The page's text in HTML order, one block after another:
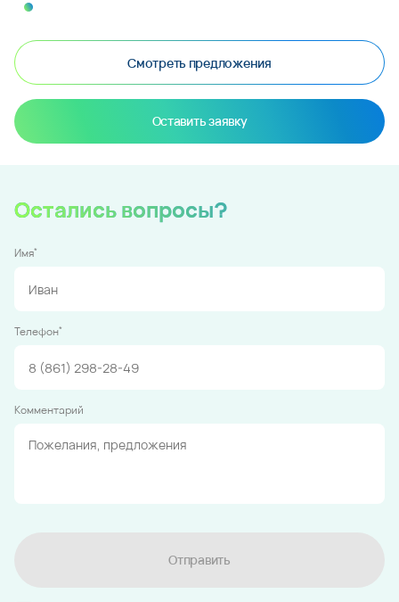
Смотреть предложения
Оставить заявку
Остались вопросы?
Имя*
Телефон*
Комментарий
Отправить